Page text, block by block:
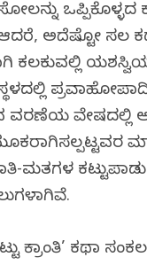
ಅದೆಷ್ಟೋ ಸಲ
ಕಲಕುವಲ್ಲಿ
ವಿವರಣೆಯ
ಮತಗಳ
ಕ್ರಾಂತಿ’ ಕಥಾ